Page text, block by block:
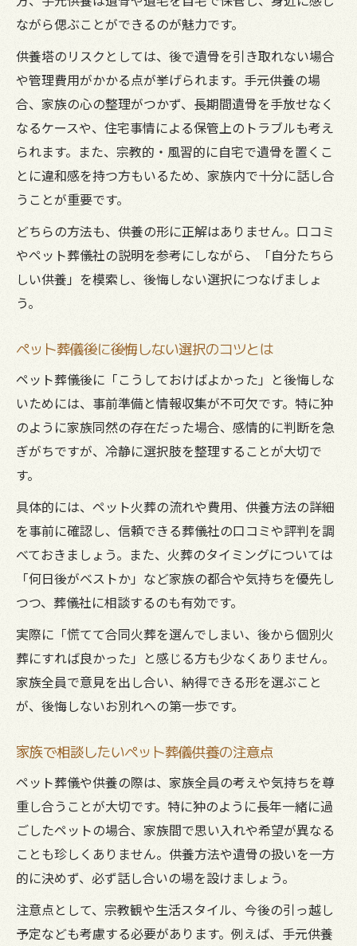
ながら偲ぶことができるのが魅力です。
供養塔のリスクとしては、後で遺骨を引き取れない場合
や管理費用がかかる点が挙げられます。手元供養の場
合、家族の心の整理がつかず、長期間遺骨を手放せなく
なるケースや、住宅事情による保管上のトラブルも考え
られます。また、宗教的・風習的に自宅で遺骨を置くこ
とに違和感を持つ方もいるため、家族内で十分に話し合
うことが重要です。
どちらの方法も、供養の形に正解はありません。口コミ
やペット葬儀社の説明を参考にしながら、「自分たちら
しい供養」を模索し、後悔しない選択につなげましょ
う。
ペット葬儀後に後悔しない選択のコツとは
ペット葬儀後に「こうしておけばよかった」と後悔しな
いためには、事前準備と情報収集が不可欠です。特に狆
のように家族同然の存在だった場合、感情的に判断を急
ぎがちですが、冷静に選択肢を整理することが大切で
す。
具体的には、ペット火葬の流れや費用、供養方法の詳細
を事前に確認し、信頼できる葬儀社の口コミや評判を調
べておきましょう。また、火葬のタイミングについては
「何日後がベストか」など家族の都合や気持ちを優先し
つつ、葬儀社に相談するのも有効です。
実際に「慌てて合同火葬を選んでしまい、後から個別火
葬にすれば良かった」と感じる方も少なくありません。
家族全員で意見を出し合い、納得できる形を選ぶこと
が、後悔しないお別れへの第一歩です。
家族で相談したいペット葬儀供養の注意点
ペット葬儀や供養の際は、家族全員の考えや気持ちを尊
重し合うことが大切です。特に狆のように長年一緒に過
ごしたペットの場合、家族間で思い入れや希望が異なる
ことも珍しくありません。供養方法や遺骨の扱いを一方
的に決めず、必ず話し合いの場を設けましょう。
注意点として、宗教観や生活スタイル、今後の引っ越し
予定なども考慮する必要があります。例えば、手元供養